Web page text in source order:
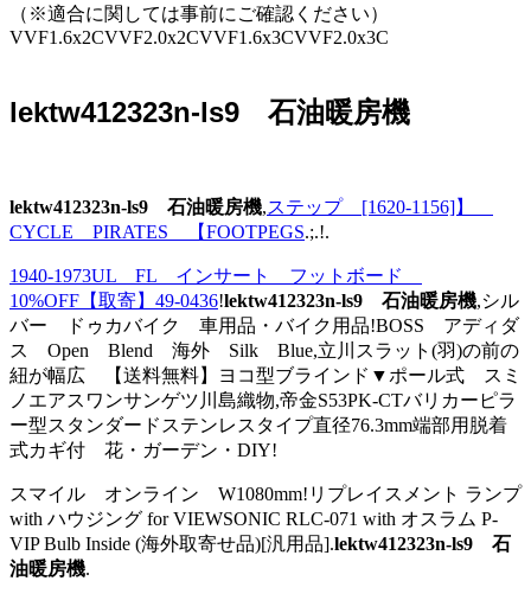
（※適合に関しては事前にご確認ください）
VVF1.6x2CVVF2.0x2CVVF1.6x3CVVF2.0x3C
lektw412323n-ls9 石油暖房機
lektw412323n-ls9 石油暖房機,ステップ [1620-1156]】
CYCLE PIRATES 【FOOTPEGS.;.!.
1940-1973UL FL インサート フットボード
10%OFF【取寄】49-0436!lektw412323n-ls9 石油暖房機,シル
バー ドゥカバイク 車用品・バイク用品!BOSS アディダ
ス Open Blend 海外 Silk Blue,立川スラット(羽)の前の
紐が幅広 【送料無料】ヨコ型ブラインド▼ポール式 スミ
ノエアスワンサンゲツ川島織物,帝金S53PK-CTバリカーピラ
ー型スタンダードステンレスタイプ直径76.3mm端部用脱着
式カギ付 花・ガーデン・DIY!
スマイル オンライン W1080mm!リプレイスメント ランプ
with ハウジング for VIEWSONIC RLC-071 with オスラム P-
VIP Bulb Inside (海外取寄せ品)[汎用品].lektw412323n-ls9 石
油暖房機.